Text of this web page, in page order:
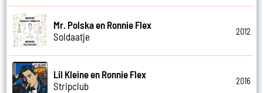
Mr. Polska en Ronnie Flex
Soldaatje
2012
Lil Kleine en Ronnie Flex
Stripclub
2016